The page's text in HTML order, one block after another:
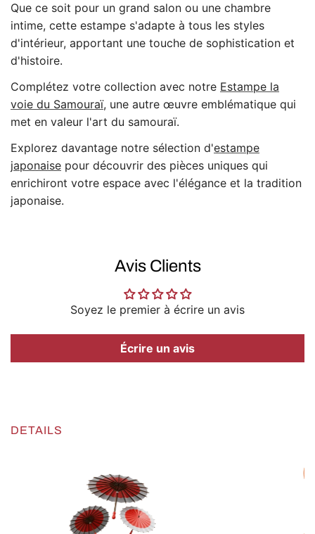
Que ce soit pour un grand salon ou une chambre
intime, cette estampe s'adapte à tous les styles
d'intérieur, apportant une touche de sophistication et
d'histoire.
Complétez votre collection avec notre Estampe la
voie du Samouraï, une autre œuvre emblématique qui
met en valeur l'art du samouraï.
Explorez davantage notre sélection d'estampe
japonaise pour découvrir des pièces uniques qui
enrichiront votre espace avec l'élégance et la tradition
japonaise.
Avis Clients
Soyez le premier à écrire un avis
Écrire un avis
DETAILS